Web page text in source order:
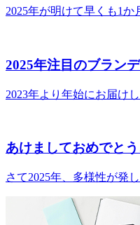
2025年が明けて早くも1
2025年注目のブラン
2023年より年始にお届け
あけましておめでと
さて2025年、多様性が発